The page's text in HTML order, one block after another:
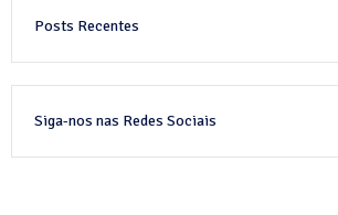
Posts Recentes
Siga-nos nas Redes Sociais